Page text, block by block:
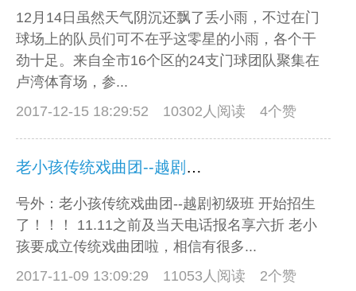
12月14日虽然天气阴沉还飘了丢小雨，不过在门
球场上的队员们可不在乎这零星的小雨，各个干
劲十足。来自全市16个区的24支门球团队聚集在
卢湾体育场，参...
2017-12-15 18:29:52
10302人阅读 4个赞
老小孩传统戏曲团--越剧初级班招生
号外：老小孩传统戏曲团--越剧初级班 开始招生
了！！！ 11.11之前及当天电话报名享六折 老小
孩要成立传统戏曲团啦，相信有很多...
2017-11-09 13:09:29
11053人阅读 2个赞